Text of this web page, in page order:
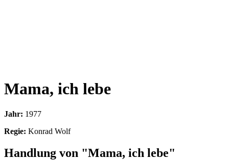
Mama, ich lebe
Jahr: 1977
Regie: Konrad Wolf
Handlung von "Mama, ich lebe"